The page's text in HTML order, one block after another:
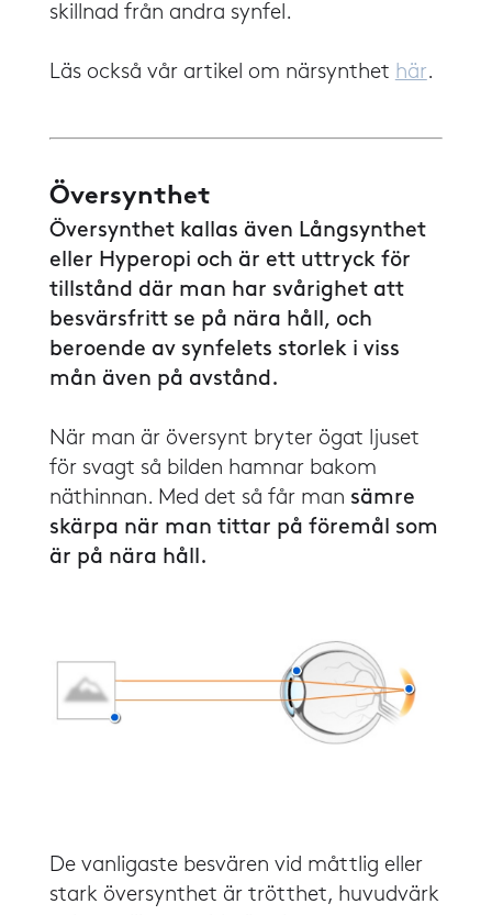
skillnad från andra synfel.
​​Läs också vår artikel om närsynthet här.
Översynthet
Översynthet kallas även Långsynthet
eller Hyperopi och är ett uttryck för
tillstånd där man har svårighet att
besvärsfritt se på nära håll, och
beroende av synfelets storlek i viss
mån även på avstånd.
​​När man är översynt bryter ögat ljuset
för svagt så bilden hamnar bakom
näthinnan. Med det så får man sämre
skärpa när man tittar på föremål som
är på nära håll.
De vanligaste besvären vid måttlig eller
stark översynthet är trötthet, huvudvärk